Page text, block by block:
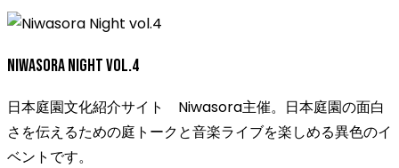
Niwasora Night vol.4
日本庭園文化紹介サイト Niwasora主催。日本庭園の面白
さを伝えるための庭トークと音楽ライブを楽しめる異色のイ
ベントです。